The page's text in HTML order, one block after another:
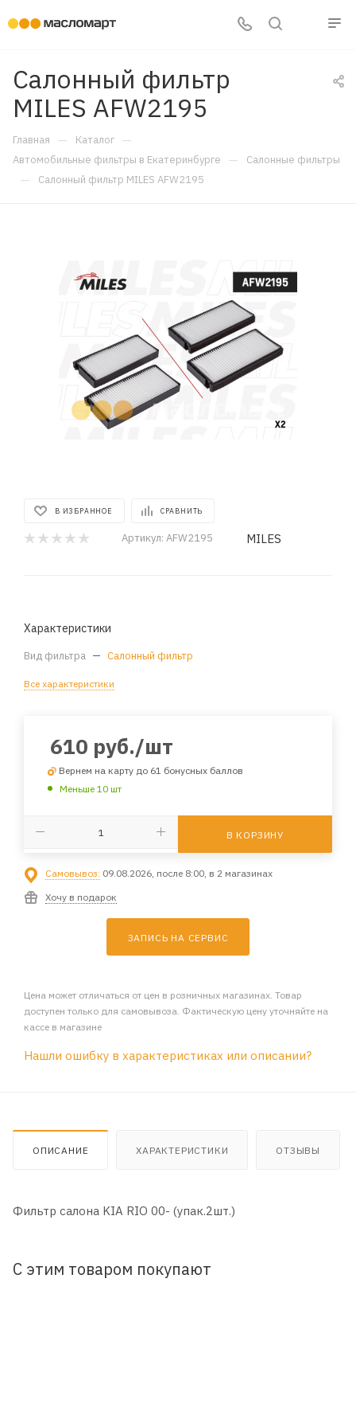
Салонный фильтр
MILES AFW2195
Главная — Каталог —
Автомобильные фильтры в Екатеринбурге — Салонные фильтры
— Салонный фильтр MILES AFW2195
В ИЗБРАННОЕ СРАВНИТЬ
Артикул: AFW2195 MILES
Характеристики
Вид фильтра — Салонный фильтр
Все характеристики
610 руб./шт
Вернем на карту до 61 бонусных баллов
Меньше 10 шт
В КОРЗИНУ
Самовывоз: 09.08.2026, после 8:00, в 2 магазинах
Хочу в подарок
ЗАПИСЬ НА СЕРВИС
Цена может отличаться от цен в розничных магазинах. Товар
доступен только для самовывоза. Фактическую цену уточняйте на
кассе в магазине
Нашли ошибку в характеристиках или описании?
ОПИСАНИЕ ХАРАКТЕРИСТИКИ ОТЗЫВЫ
Фильтр салона KIA RIO 00- (упак.2шт.)
С этим товаром покупают